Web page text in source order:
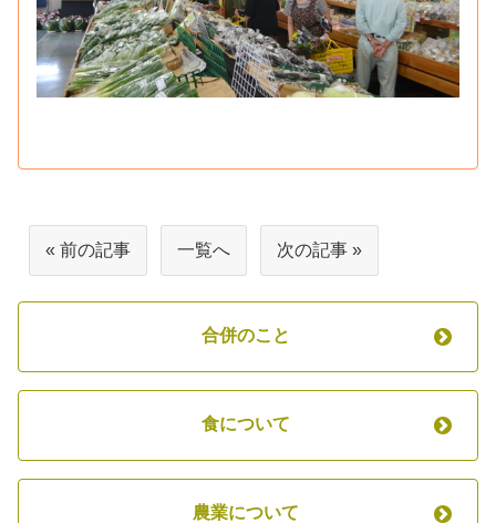
« 前の記事 一覧へ 次の記事 »
合併のこと
食について
農業について